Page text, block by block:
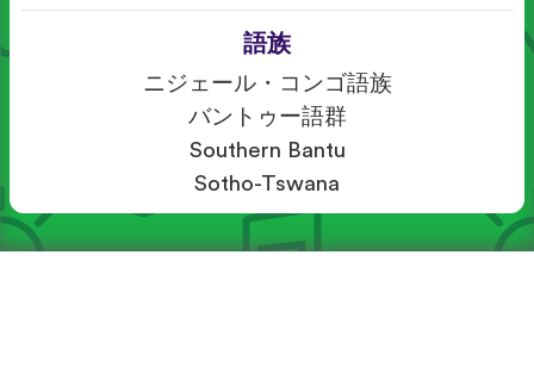
語族
ニジェール・コンゴ語族
バントゥー語群
Southern Bantu
Sotho-Tswana